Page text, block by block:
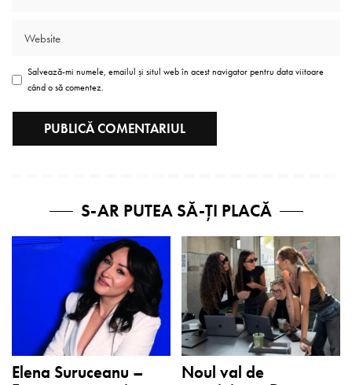
Salvează-mi numele, emailul și situl web în acest navigator pentru data viitoare
când o să comentez.
S-AR PUTEA SĂ-ȚI PLACĂ
Elena Suruceanu –
Noul val de